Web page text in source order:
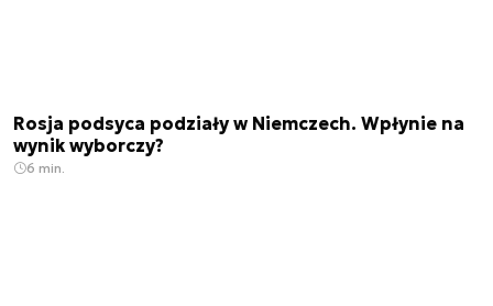
Rosja podsyca podziały w Niemczech. Wpłynie na
wynik wyborczy?
6 min.